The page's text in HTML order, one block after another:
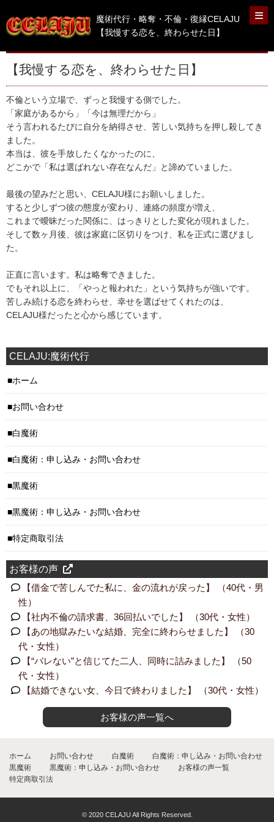
魔術代行・略奪・不倫・復縁CELAJU
【我慢する恋を、終わらせた日】
【我慢する恋を、終わらせた日】
不倫という立場で、ずっと我慢する側でした。
「家庭があるから」「今は無理だから」
そう言われるたびに自分を納得させ、苦しい気持ちを押し殺してき
ました。
本当は、彼を手放したくなかったのに、
どこかで「私は選ばれない存在なんだ」と諦めていました。
最後の望みだと思い、CELAJU様にお願いしました。
すると少しずつ彼の態度が変わり、連絡の頻度が増え、
これまで曖昧だった関係に、はっきりとした変化が現れました。
そして数ヶ月後、彼は家庭に区切りをつけ、私を正式に選びまし
た。
正直に言います。私は略奪できました。
でもそれ以上に、「やっと報われた」という気持ちが強いです。
苦しみ続ける恋を終わらせ、幸せを選ばせてくれたのは、
CELAJU様だったと心から感じています。
CELAJU:魔術代行
ホーム
お問い合わせ
白魔術
白魔術：申し込み・お問い合わせ
黒魔術
黒魔術：申し込み・お問い合わせ
特定商取引法
お客様の声
【借金で苦しんでた私に、金の流れが戻った】 （40代・男
性）
【社内不倫の請求書、36回払いでした】 （30代・女性）
【あの地獄みたいな結婚、完全に終わらせました】 （30
代・女性）
【“バレない”と信じてた二人、同時に詰みました】 （50
代・女性）
【結婚できない女、今日で終わりました】 （30代・女性）
お客様の声一覧へ
ホーム お問い合わせ 白魔術
白魔術：申し込み・お問い合わせ
黒魔術
黒魔術：申し込み・お問い合わせ
お客様の声一覧
特定商取引法
© 2020 CELAJU All Rights Reserved.